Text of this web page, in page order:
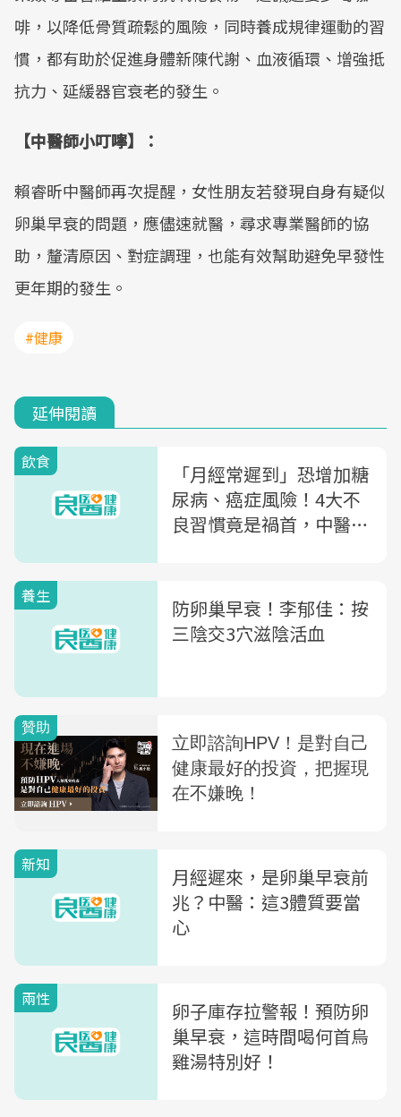
啡，以降低骨質疏鬆的風險，同時養成規律運動的習
慣，都有助於促進身體新陳代謝、血液循環、增強抵
抗力、延緩器官衰老的發生。
【中醫師小叮嚀】：
賴睿昕中醫師再次提醒，女性朋友若發現自身有疑似
卵巢早衰的問題，應儘速就醫，尋求專業醫師的協
助，釐清原因、對症調理，也能有效幫助避免早發性
更年期的發生。
#健康
延伸閱讀
飲食
「月經常遲到」恐增加糖
尿病、癌症風險！4大不
良習慣竟是禍首，中醫師
養生
防卵巢早衰！李郁佳：按
三陰交3穴滋陰活血
新知
月經遲來，是卵巢早衰前
兆？中醫：這3體質要當
心
兩性
卵子庫存拉警報！預防卵
巢早衰，這時間喝何首烏
雞湯特別好！